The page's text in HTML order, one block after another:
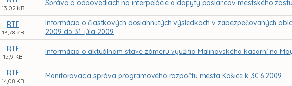
13,02 KB
Správa o odpovediach na interpelácie a dopyty poslancov mestského
RTF
13,78 KB
Informácia o čiastkových dosiahnutých výsledkoch v zabezpečovaných
2009 do 31. júla 2009
RTF
15,9 KB
Informácia o aktuálnom stave zámeru využitia Malinovského kasární na
RTF
14,08 KB
Monitorovacia správa programového rozpočtu mesta Košice k 30.6.2009